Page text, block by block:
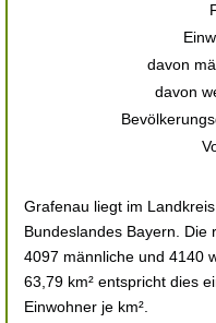
davon
davon
Grafenau liegt im
Bundeslandes Bayern. Die
4097 männliche und 4140
63,79 km² entspricht dies
Einwohner je km².